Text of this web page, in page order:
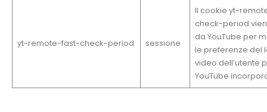
yt-remote-fast-check-period sessione
Il cookie yt-
check-period
da YouTube per
le preferenze del
video dell’utente
YouTube